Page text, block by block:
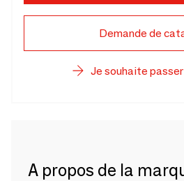
Demande de
Je souhaite
A propos de la